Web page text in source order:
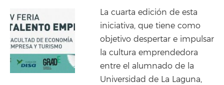
La cuarta edición de esta
iniciativa, que tiene como
objetivo despertar e impulsar
la cultura emprendedora
entre el alumnado de la
Universidad de La Laguna,